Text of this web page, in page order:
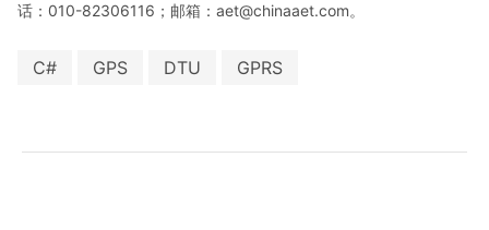
话：010-82306116；邮箱：aet@chinaaet.com。
C# GPS DTU GPRS